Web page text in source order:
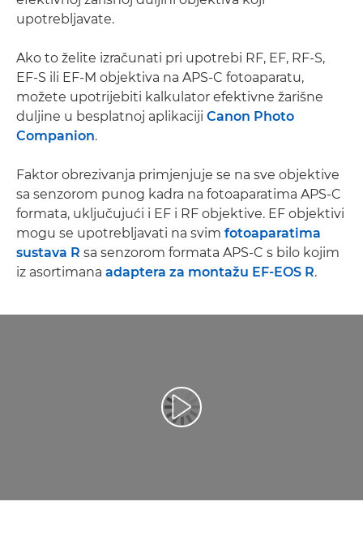
upotrebljavate.
Ako to želite izračunati pri upotrebi RF, EF, RF-S,
EF-S ili EF-M objektiva na APS-C fotoaparatu,
možete upotrijebiti kalkulator efektivne žarišne
duljine u besplatnoj aplikaciji Canon Photo
Companion.
Faktor obrezivanja primjenjuje se na sve objektive
sa senzorom punog kadra na fotoaparatima APS-C
formata, uključujući i EF i RF objektive. EF objektivi
mogu se upotrebljavati na svim fotoaparatima
sustava R sa senzorom formata APS-C s bilo kojim
iz asortimana adaptera za montažu EF-EOS R.
Reproduciraj videozapis